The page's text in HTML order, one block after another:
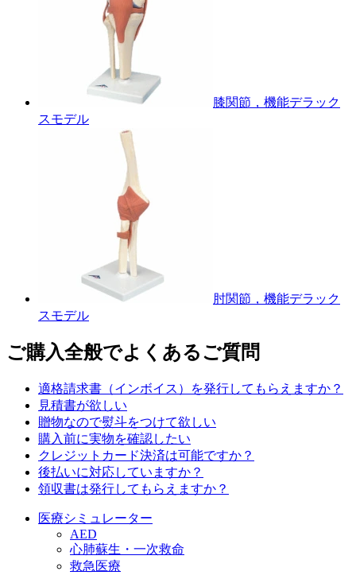
膝関節，機能デラック
スモデル
肘関節，機能デラック
スモデル
ご購入全般でよくあるご質問
適格請求書（インボイス）を発行してもらえますか？
見積書が欲しい
贈物なので熨斗をつけて欲しい
購入前に実物を確認したい
クレジットカード決済は可能ですか？
後払いに対応していますか？
領収書は発行してもらえますか？
医療シミュレーター
AED
心肺蘇生・一次救命
救急医療